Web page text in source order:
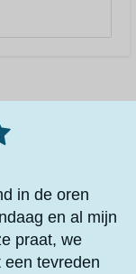
e
n in de oren
en al mijn
praat, we
een tevreden